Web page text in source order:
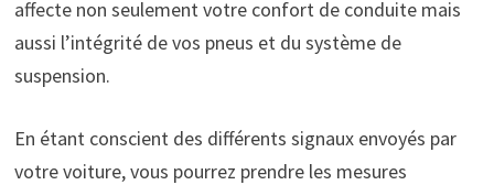
affecte non seulement votre confort de conduite mais
aussi l’intégrité de vos pneus et du système de
suspension.
En étant conscient des différents signaux envoyés par
votre voiture, vous pourrez prendre les mesures